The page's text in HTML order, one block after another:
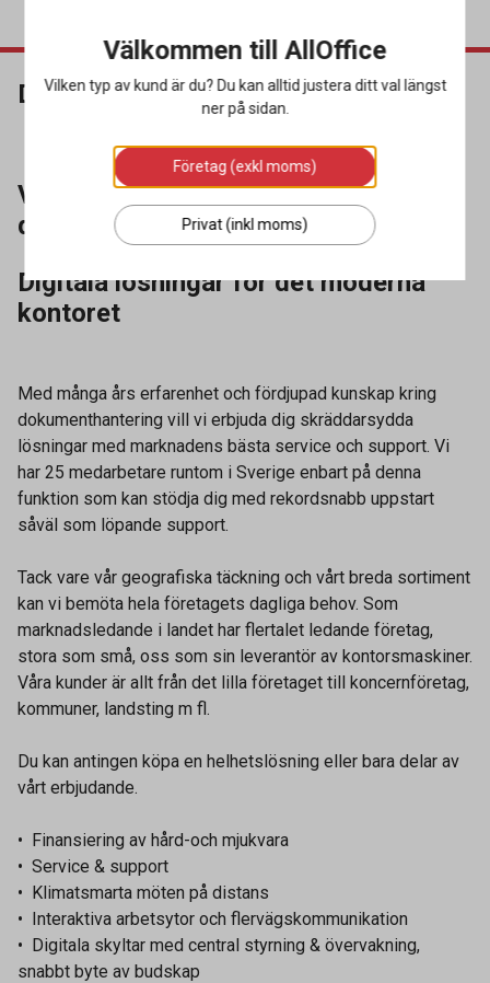
Dokumenthantering
Välj AllOffice för din
dokumenthantering
Digitala lösningar för det moderna
kontoret
Med många års erfarenhet och fördjupad kunskap kring
dokumenthantering vill vi erbjuda dig skräddarsydda
lösningar med marknadens bästa service och support. Vi
har 25 medarbetare runtom i Sverige enbart på denna
funktion som kan stödja dig med rekordsnabb uppstart
såväl som löpande support.
Tack vare vår geografiska täckning och vårt breda sortiment
kan vi bemöta hela företagets dagliga behov. Som
marknadsledande i landet har flertalet ledande företag,
stora som små, oss som sin leverantör av kontorsmaskiner.
Våra kunder är allt från det lilla företaget till koncernföretag,
kommuner, landsting m fl.
Du kan antingen köpa en helhetslösning eller bara delar av
vårt erbjudande.
• Finansiering av hård-och mjukvara
• Service & support
• Klimatsmarta möten på distans
• Interaktiva arbetsytor och flervägskommunikation
• Digitala skyltar med central styrning & övervakning,
snabbt byte av budskap
Välkommen till AllOffice
Vilken typ av kund är du? Du kan alltid justera ditt val längst
ner på sidan.
Företag (exkl moms)
Privat (inkl moms)